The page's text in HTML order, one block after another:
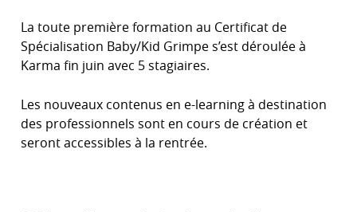
La toute première formation au Certificat de
Spécialisation Baby/Kid Grimpe s’est déroulée à
Karma fin juin avec 5 stagiaires.
Les nouveaux contenus en e-learning à destination
des professionnels sont en cours de création et
seront accessibles à la rentrée.